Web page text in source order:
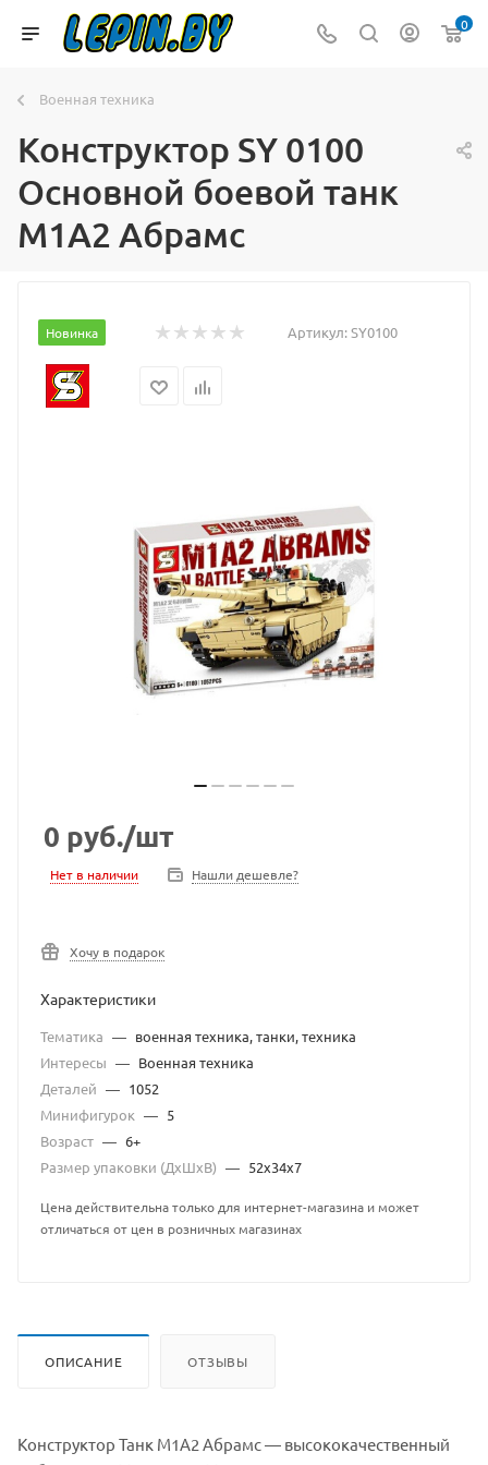
0
Военная техника
Конструктор SY 0100
Основной боевой танк
M1A2 Абрамс
Новинка Артикул:SY0100
0 руб./шт
Нет в наличии Нашли дешевле?
Хочу в подарок
Характеристики
Тематика — военная техника, танки, техника
Интересы — Военная техника
Деталей — 1052
Минифигурок — 5
Возраст — 6+
Размер упаковки (ДхШхВ) — 52x34x7
Цена действительна только для интернет-магазина и может
отличаться от цен в розничных магазинах
ОПИСАНИЕ ОТЗЫВЫ
Конструктор Танк М1А2 Абрамс — высококачественный